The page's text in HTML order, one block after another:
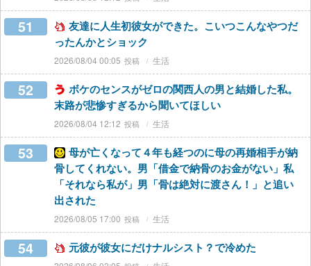
51
友達に人生初彼女ができた。こいつこんなやつだ
ったんかとショック
2026/08/04 00:05 生活
52
ボケのセンスがゼロの関西人の男と結婚した私。
末路が悲惨すぎるから聞いてほしい
2026/08/04 12:12 生活
53
母が亡くなって４年も経つのに母の再婚相手が納
骨してくれない。男「借金で納骨のお金がない」私
「それなら私が」男「骨は絶対に渡さん！」と追い
出された
2026/08/05 17:00 生活
54 元彼が彼女にだけナルシスト？で冷めた